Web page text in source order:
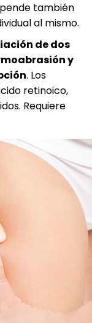
también
al mismo.
de dos
y
. Los
retinoico,
Requiere